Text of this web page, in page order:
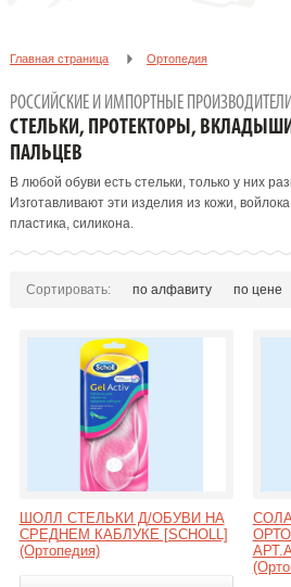
Главная страница Ортопедия
РОССИЙСКИЕ И ИМПОРТНЫЕ
СТЕЛЬКИ, ПРОТЕКТОРЫ,
ПАЛЬЦЕВ
В любой обуви есть стельки, только у них
Изготавливают эти изделия из кожи,
пластика, силикона.
Сортировать: по алфавиту по цене
ШОЛЛ СТЕЛЬКИ Д/ОБУВИ НА
СРЕДНЕМ КАБЛУКЕ [SCHOLL]
(Ортопедия)